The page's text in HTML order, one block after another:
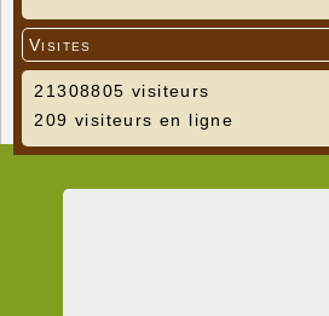
Visites
21308805 visiteurs
209 visiteurs en ligne